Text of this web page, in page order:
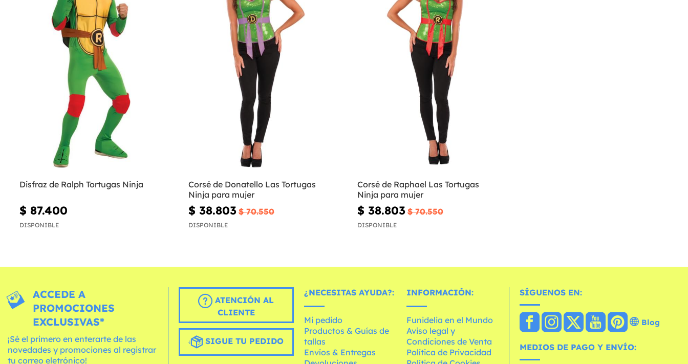
Disfraz de Ralph Tortugas Ninja
$ 87.400
DISPONIBLE
Corsé de Donatello Las Tortugas
Ninja para mujer
$ 38.803 $ 70.550
DISPONIBLE
Corsé de Raphael Las Tortugas
Ninja para mujer
$ 38.803 $ 70.550
DISPONIBLE
ACCEDE A
PROMOCIONES
EXCLUSIVAS*
¡Sé el primero en enterarte de las
novedades y promociones al registrar
tu correo eletrónico!
ATENCIÓN AL
CLIENTE
SIGUE TU PEDIDO
¿NECESITAS AYUDA?:
Mi pedido
Productos & Guías de
tallas
Envíos & Entregas
INFORMACIÓN:
Funidelia en el Mundo
Aviso legal y
Condiciones de Venta
Política de Privacidad
SÍGUENOS EN:
Blog
MEDIOS DE PAGO Y ENVÍO: